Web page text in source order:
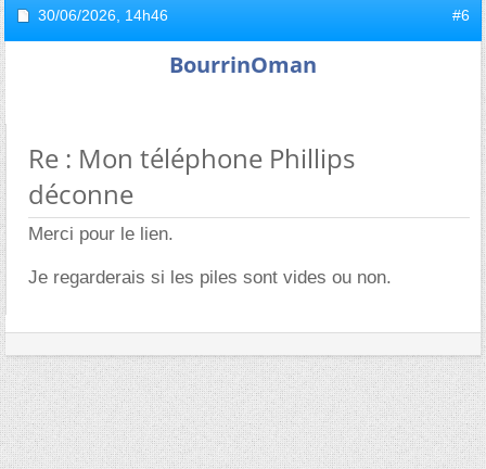
30/06/2026, 14h46 #6
BourrinOman
Re : Mon téléphone Phillips
déconne
Merci pour le lien.
Je regarderais si les piles sont vides ou non.